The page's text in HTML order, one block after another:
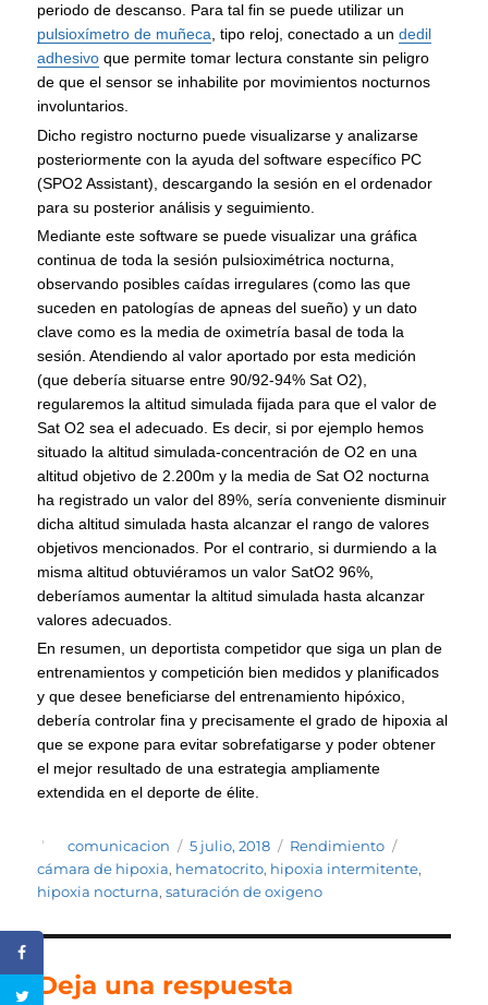
periodo de descanso. Para tal fin se puede utilizar un
pulsioxímetro de muñeca, tipo reloj, conectado a undedil
adhesivo que permite tomar lectura constante sin peligro
de que el sensor se inhabilite por movimientos nocturnos
involuntarios.
Dicho registro nocturno puede visualizarse y analizarse
posteriormente con la ayuda del software específico PC
(SPO2 Assistant), descargando la sesión en el ordenador
para su posterior análisis y seguimiento.
Mediante este software se puede visualizar una gráfica
continua de toda la sesión pulsioximétrica nocturna,
observando posibles caídas irregulares (como las que
suceden en patologías de apneas del sueño) y un dato
clave como es la media de oximetría basal de toda la
sesión. Atendiendo al valor aportado por esta medición
(que debería situarse entre 90/92-94% Sat O2),
regularemos la altitud simulada fijada para que el valor de
Sat O2 sea el adecuado. Es decir, si por ejemplo hemos
situado la altitud simulada-concentración de O2 en una
altitud objetivo de 2.200m y la media de Sat O2 nocturna
ha registrado un valor del 89%, sería conveniente disminuir
dicha altitud simulada hasta alcanzar el rango de valores
objetivos mencionados. Por el contrario, si durmiendo a la
misma altitud obtuviéramos un valor SatO2 96%,
deberíamos aumentar la altitud simulada hasta alcanzar
valores adecuados.
En resumen, un deportista competidor que siga un plan de
entrenamientos y competición bien medidos y planificados
y que desee beneficiarse del entrenamiento hipóxico,
debería controlar fina y precisamente el grado de hipoxia al
que se expone para evitar sobrefatigarse y poder obtener
el mejor resultado de una estrategia ampliamente
extendida en el deporte de élite.
Autor
comunicacion
Publicado
el
5 julio, 2018 Categorías
Rendimiento
cámara de hipoxia, hematocrito, hipoxia intermitente,
hipoxia nocturna,saturación de oxigeno
Deja una respuesta